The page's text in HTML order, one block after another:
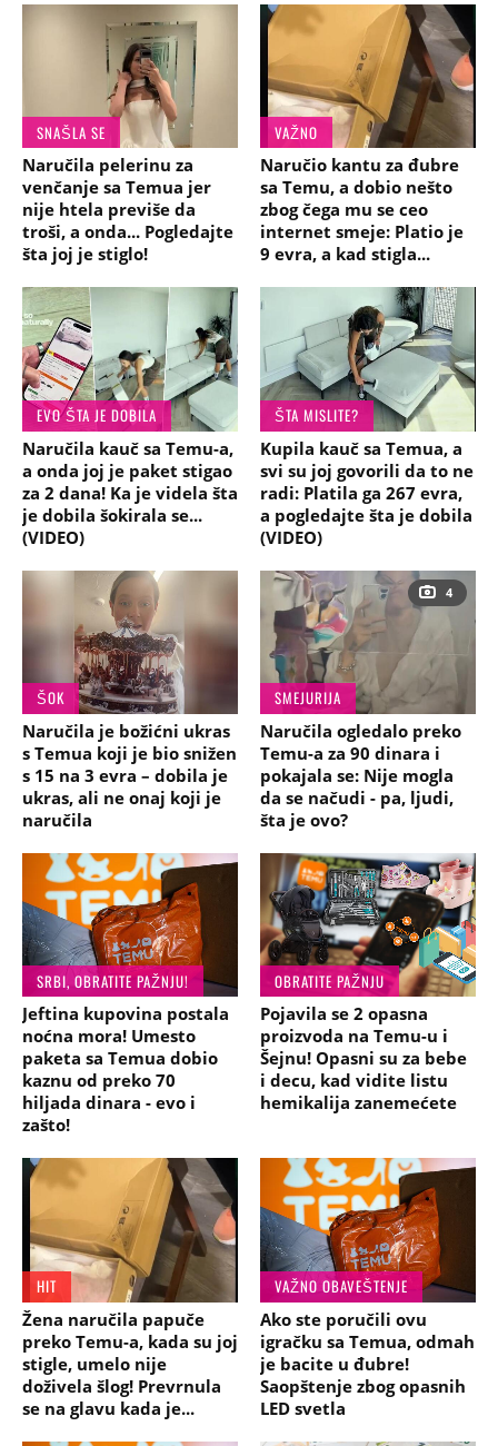
SNAŠLA SE
Naručila pelerinu za
venčanje sa Temua jer
nije htela previše da
troši, a onda... Pogledajte
šta joj je stiglo!
VAŽNO
Naručio kantu za đubre
sa Temu, a dobio nešto
zbog čega mu se ceo
internet smeje: Platio je
9 evra, a kad stigla...
EVO ŠTA JE DOBILA
Naručila kauč sa Temu-a,
a onda joj je paket stigao
za 2 dana! Ka je videla šta
je dobila šokirala se...
(VIDEO)
ŠTA MISLITE?
Kupila kauč sa Temua, a
svi su joj govorili da to ne
radi: Platila ga 267 evra,
a pogledajte šta je dobila
(VIDEO)
ŠOK
Naručila je božićni ukras
s Temua koji je bio snižen
s 15 na 3 evra – dobila je
ukras, ali ne onaj koji je
naručila
4
SMEJURIJA
Naručila ogledalo preko
Temu-a za 90 dinara i
pokajala se: Nije mogla
da se načudi - pa, ljudi,
šta je ovo?
SRBI, OBRATITE PAŽNJU!
Jeftina kupovina postala
noćna mora! Umesto
paketa sa Temua dobio
kaznu od preko 70
hiljada dinara - evo i
zašto!
OBRATITE PAŽNJU
Pojavila se 2 opasna
proizvoda na Temu-u i
Šejnu! Opasni su za bebe
i decu, kad vidite listu
hemikalija zanemećete
HIT
Žena naručila papuče
preko Temu-a, kada su joj
stigle, umelo nije
doživela šlog! Prevrnula
se na glavu kada je...
VAŽNO OBAVEŠTENJE
Ako ste poručili ovu
igračku sa Temua, odmah
je bacite u đubre!
Saopštenje zbog opasnih
LED svetla